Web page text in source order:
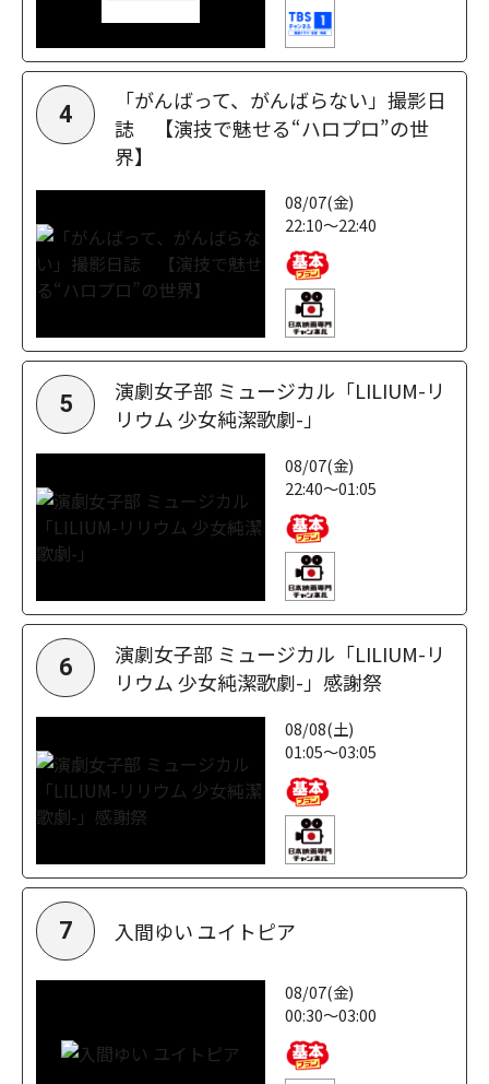
4
「がんばって、がんばらない」撮影日
誌 【演技で魅せる“ハロプロ”の世
界】
08/07(金)
22:10～22:40
5
演劇女子部 ミュージカル「LILIUM-リ
リウム 少女純潔歌劇-」
08/07(金)
22:40～01:05
6
演劇女子部 ミュージカル「LILIUM-リ
リウム 少女純潔歌劇-」感謝祭
08/08(土)
01:05～03:05
7 入間ゆい ユイトピア
08/07(金)
00:30～03:00